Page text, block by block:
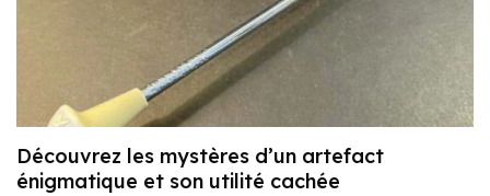
Découvrez les mystères d’un artefact
énigmatique et son utilité cachée